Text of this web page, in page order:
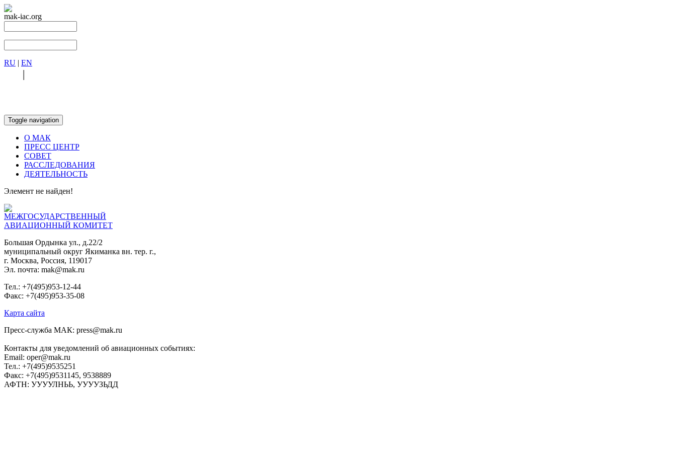
mak-iac.org
RU | EN
|
Toggle navigation
О МАК
ПРЕСС ЦЕНТР
СОВЕТ
РАССЛЕДОВАНИЯ
ДЕЯТЕЛЬНОСТЬ
Элемент не найден!
МЕЖГОСУДАРСТВЕННЫЙ
АВИАЦИОННЫЙ КОМИТЕТ
Большая Ордынка ул., д.22/2
муниципальный округ Якиманка вн. тер. г.,
г. Москва, Россия, 119017
Эл. почта: mak@mak.ru
Тел.: +7(495)953-12-44
Факс: +7(495)953-35-08
Карта сайта
Пресс-служба МАК: press@mak.ru
Контакты для уведомлений об авиационных событиях:
Email: oper@mak.ru
Тел.: +7(495)9535251
Факс: +7(495)9531145, 9538889
АФТН: УУУУЛНЬЬ, УУУУЗЬДД